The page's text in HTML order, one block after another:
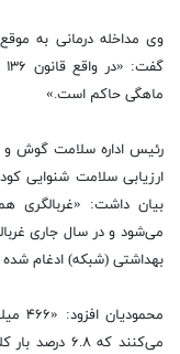
ماهگی حاکم است.»
رئیس اداره سلامت گوش و
بیان داشت: «غربالگری
می‌شود و در سال جاری
بهداشتی (شبکه) ادغام